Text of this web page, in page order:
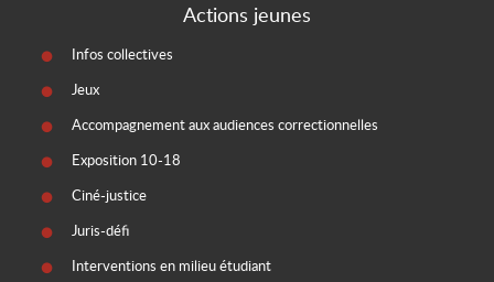
Actions jeunes
Infos collectives
Jeux
Accompagnement aux audiences correctionnelles
Exposition 10-18
Ciné-justice
Juris-défi
Interventions en milieu étudiant